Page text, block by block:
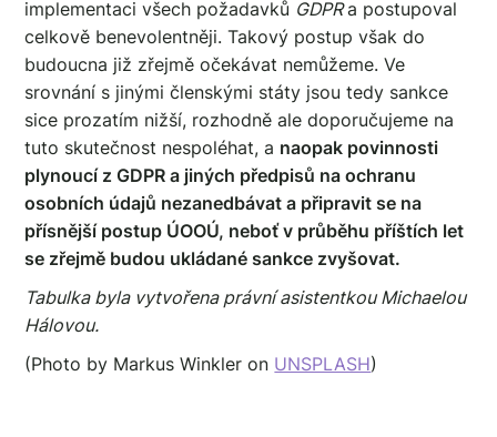
implementaci všech požadavků GDPRa postupoval
celkově benevolentněji. Takový postup však do
budoucna již zřejmě očekávat nemůžeme. Ve
srovnání s jinými členskými státy jsou tedy sankce
sice prozatím nižší, rozhodně ale doporučujeme na
tuto skutečnost nespoléhat, a naopak povinnosti
plynoucí z GDPR a jiných předpisů na ochranu
osobních údajů nezanedbávat a připravit se na
přísnější postup ÚOOÚ, neboť v průběhu příštích let
se zřejmě budou ukládané sankce zvyšovat.
Tabulka byla vytvořena právní asistentkou Michaelou
Hálovou.
(Photo by Markus Winkler on UNSPLASH)